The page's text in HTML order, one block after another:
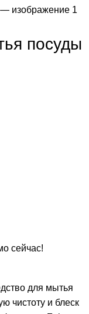
посуды
сейчас!
для мытья
чистоту и блеск